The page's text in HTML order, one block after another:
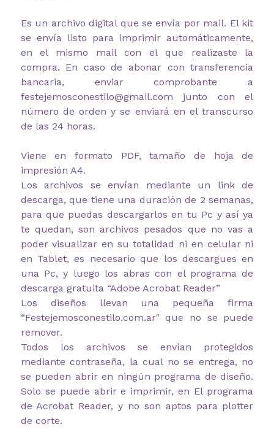
Es un archivo digital que se envía por mail. El kit
se envía listo para imprimir automáticamente,
en el mismo mail con el que realizaste la
compra. En caso de abonar con transferencia
bancaria, enviar comprobante a
festejemosconestilo@gmail.com junto con el
número de orden y se enviará en el transcurso
de las 24 horas.
Viene en formato PDF, tamaño de hoja de
impresión A4.
Los archivos se envían mediante un link de
descarga, que tiene una duración de 2 semanas,
para que puedas descargarlos en tu Pc y así ya
te quedan, son archivos pesados que no vas a
poder visualizar en su totalidad ni en celular ni
en Tablet, es necesario que los descargues en
una Pc, y luego los abras con el programa de
descarga gratuita “Adobe Acrobat Reader”
Los diseños llevan una pequeña firma
“Festejemosconestilo.com.ar" que no se puede
remover.
Todos los archivos se envían protegidos
mediante contraseña, la cual no se entrega, no
se pueden abrir en ningún programa de diseño.
Solo se puede abrir e imprimir, en El programa
de Acrobat Reader, y no son aptos para plotter
de corte.